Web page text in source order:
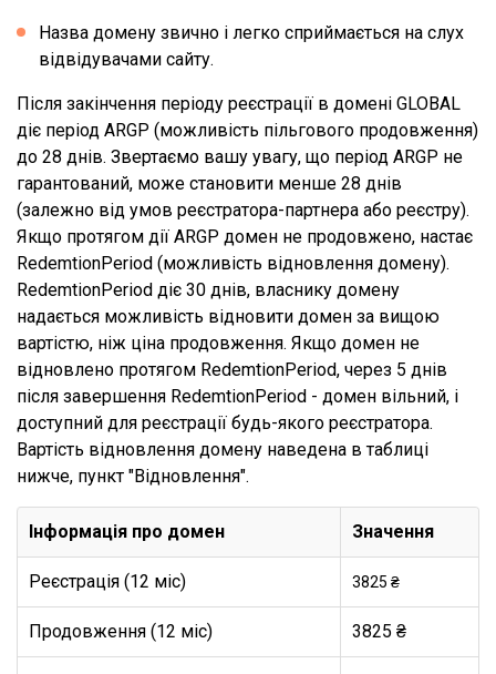
Назва домену звично і легко сприймається на слух
відвідувачами сайту.
Після закінчення періоду реєстрації в домені GLOBAL
діє період ARGP (можливість пільгового продовження)
до 28 днів. Звертаємо вашу увагу, що період ARGP не
гарантований, може становити менше 28 днів
(залежно від умов реєстратора-партнера або реєстру).
Якщо протягом дії ARGP домен не продовжено, настає
RedemtionPeriod (можливість відновлення домену).
RedemtionPeriod діє 30 днів, власнику домену
надається можливість відновити домен за вищою
вартістю, ніж ціна продовження. Якщо домен не
відновлено протягом RedemtionPeriod, через 5 днів
після завершення RedemtionPeriod - домен вільний, і
доступний для реєстрації будь-якого реєстратора.
Вартість відновлення домену наведена в таблиці
нижче, пункт "Відновлення".
Інформація про домен Значення
Реєстрація (12 міс) 3825 ₴
Продовження (12 міс) 3825 ₴